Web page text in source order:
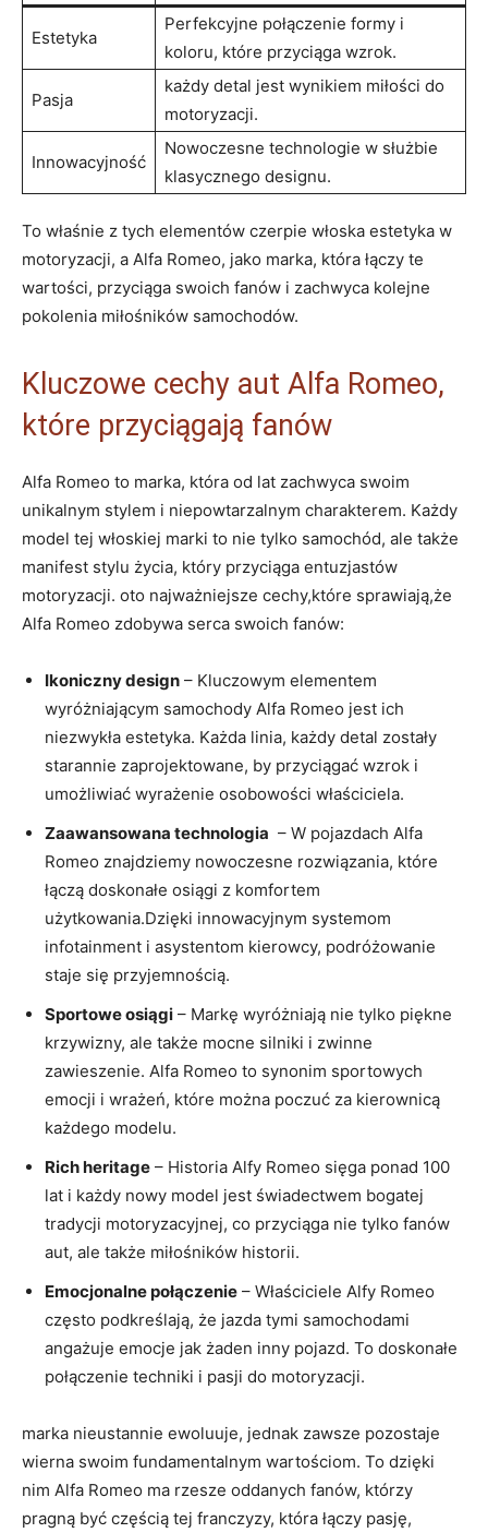
Estetyka
Perfekcyjne połączenie formy i‍
koloru, które przyciąga ‍wzrok.
Pasja
każdy detal jest ⁤wynikiem miłości do
motoryzacji.
Innowacyjność
Nowoczesne technologie w​ służbie
klasycznego‌ designu.
To właśnie z tych​ elementów czerpie włoska estetyka w
motoryzacji, a Alfa Romeo, jako​ marka,⁤ która łączy te
wartości, przyciąga‍ swoich fanów i zachwyca kolejne ​
pokolenia miłośników samochodów.
Kluczowe cechy aut Alfa Romeo,
⁢które przyciągają fanów
Alfa‌ Romeo to marka, która od lat zachwyca swoim
unikalnym stylem i niepowtarzalnym charakterem. Każdy
model tej włoskiej marki to nie tylko samochód, ale także
manifest stylu życia, który przyciąga entuzjastów
motoryzacji.‌ oto najważniejsze cechy,które sprawiają,że⁢
Alfa Romeo ⁢zdobywa serca swoich fanów:
Ikoniczny design – Kluczowym elementem
wyróżniającym samochody ‌Alfa Romeo jest ich
niezwykła estetyka. Każda ⁤linia, każdy detal zostały
starannie ‌zaprojektowane, by przyciągać wzrok i
umożliwiać wyrażenie⁤ osobowości ⁣właściciela.
Zaawansowana ‍technologia ‌ – W pojazdach Alfa
Romeo znajdziemy nowoczesne rozwiązania, które
łączą doskonałe osiągi ⁣z komfortem
użytkowania.Dzięki innowacyjnym systemom
infotainment i asystentom kierowcy, podróżowanie
staje się przyjemnością.
Sportowe osiągi – Markę wyróżniają‌ nie tylko piękne
krzywizny, ale także mocne silniki i zwinne
zawieszenie. Alfa Romeo to synonim⁣ sportowych
emocji⁢ i​ wrażeń, które⁢ można⁣ poczuć za⁢ kierownicą
każdego modelu.
Rich heritage – Historia Alfy Romeo sięga ponad 100
⁣lat i każdy ⁣nowy⁤ model jest świadectwem bogatej
tradycji​ motoryzacyjnej, co‍ przyciąga ⁤nie tylko ‍fanów
aut, ale także miłośników historii.
Emocjonalne połączenie – Właściciele Alfy‍ Romeo‌
często ⁣podkreślają, że jazda tymi samochodami‍
angażuje emocje jak żaden inny pojazd. To doskonałe‍
połączenie techniki i pasji ​do motoryzacji.
marka nieustannie ewoluuje, jednak zawsze pozostaje
wierna swoim fundamentalnym wartościom.‍ To dzięki⁢
nim Alfa Romeo ma rzesze oddanych fanów, którzy
pragną być częścią ⁢tej franczyzy, która łączy pasję,